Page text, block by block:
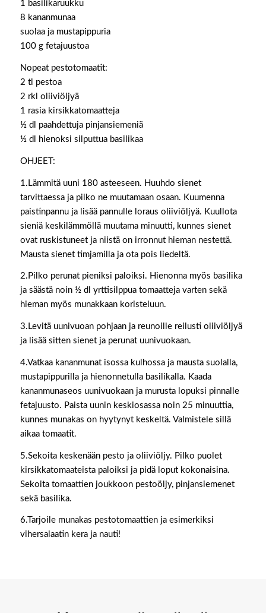
1 basilikaruukku
8 kananmunaa
suolaa ja mustapippuria
100 g fetajuustoa
Nopeat pestotomaatit:
2 tl pestoa
2 rkl oliiviöljyä
1 rasia kirsikkatomaatteja
½ dl paahdettuja pinjansiemeniä
½ dl hienoksi silputtua basilikaa
OHJEET:
1.Lämmitä uuni 180 asteeseen. Huuhdo sienet
tarvittaessa ja pilko ne muutamaan osaan. Kuumenna
paistinpannu ja lisää pannulle loraus oliiviöljyä. Kuullota
sieniä keskilämmöllä muutama minuutti, kunnes sienet
ovat ruskistuneet ja niistä on irronnut hieman nestettä.
Mausta sienet timjamilla ja ota pois liedeltä.
2.Pilko perunat pieniksi paloiksi. Hienonna myös basilika
ja säästä noin ½ dl yrttisilppua tomaatteja varten sekä
hieman myös munakkaan koristeluun.
3.Levitä uunivuoan pohjaan ja reunoille reilusti oliiviöljyä
ja lisää sitten sienet ja perunat uunivuokaan.
4.Vatkaa kananmunat isossa kulhossa ja mausta suolalla,
mustapippurilla ja hienonnetulla basilikalla. Kaada
kananmunaseos uunivuokaan ja murusta lopuksi pinnalle
fetajuusto. Paista uunin keskiosassa noin 25 minuuttia,
kunnes munakas on hyytynyt keskeltä. Valmistele sillä
aikaa tomaatit.
5.Sekoita keskenään pesto ja oliiviöljy. Pilko puolet
kirsikkatomaateista paloiksi ja pidä loput kokonaisina.
Sekoita tomaattien joukkoon pestoöljy, pinjansiemenet
sekä basilika.
6.Tarjoile munakas pestotomaattien ja esimerkiksi
vihersalaatin kera ja nauti!